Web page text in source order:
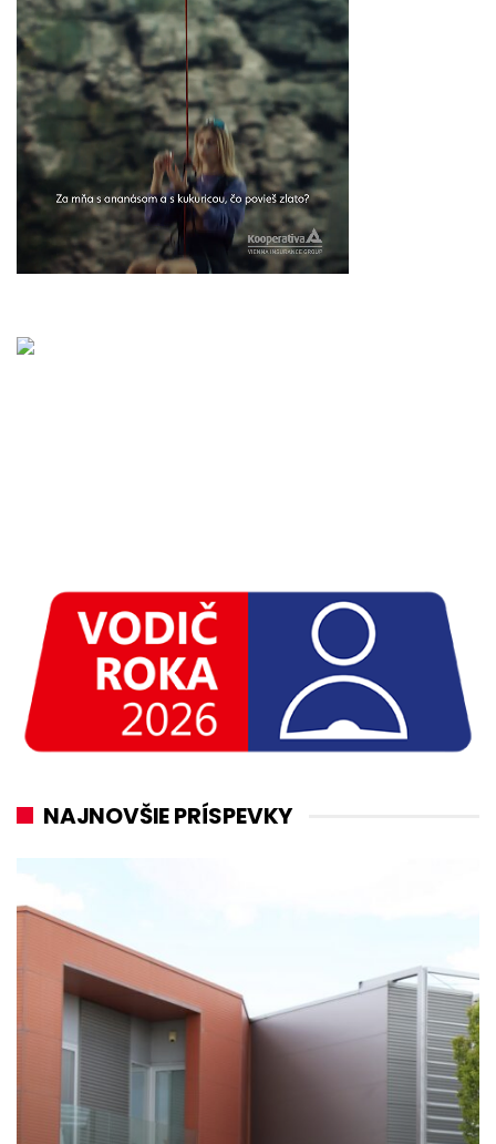
NAJNOVŠIE PRÍSPEVKY